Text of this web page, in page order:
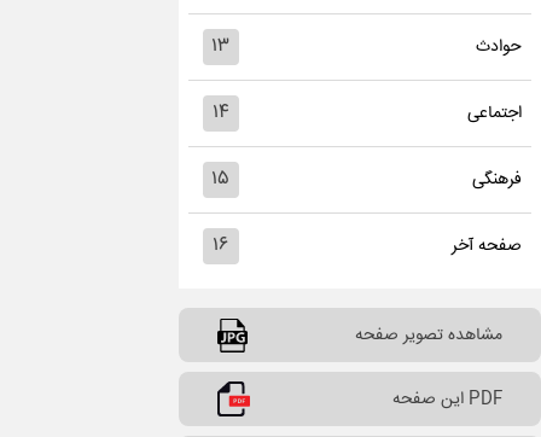
حوادث ۱۳
اجتماعی ۱۴
فرهنگی ۱۵
صفحه آخر ۱۶
مشاهده تصویر صفحه
PDF این صفحه